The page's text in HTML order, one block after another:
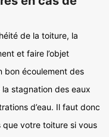
de la toiture, la
et faire l’objet
bon écoulement des
stagnation des eaux
d’eau. Il faut donc
votre toiture si vous